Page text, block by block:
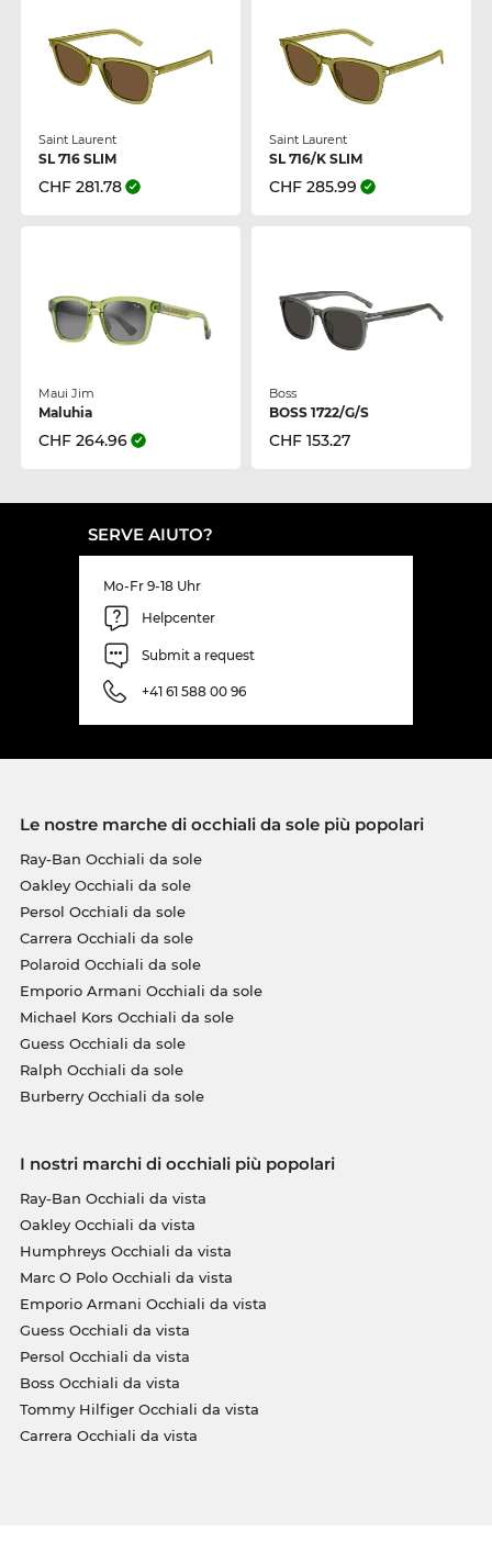
Saint Laurent
SL 716 SLIM
CHF 281.78
Saint Laurent
SL 716/K SLIM
CHF 285.99
Maui Jim
Maluhia
CHF 264.96
Boss
BOSS 1722/G/S
CHF 153.27
SERVE AIUTO?
Mo-Fr 9-18 Uhr
Helpcenter
Submit a request
+41 61 588 00 96
Le nostre marche di occhiali da sole più popolari
Ray-Ban Occhiali da sole
Oakley Occhiali da sole
Persol Occhiali da sole
Carrera Occhiali da sole
Polaroid Occhiali da sole
Emporio Armani Occhiali da sole
Michael Kors Occhiali da sole
Guess Occhiali da sole
Ralph Occhiali da sole
Burberry Occhiali da sole
I nostri marchi di occhiali più popolari
Ray-Ban Occhiali da vista
Oakley Occhiali da vista
Humphreys Occhiali da vista
Marc O Polo Occhiali da vista
Emporio Armani Occhiali da vista
Guess Occhiali da vista
Persol Occhiali da vista
Boss Occhiali da vista
Tommy Hilfiger Occhiali da vista
Carrera Occhiali da vista